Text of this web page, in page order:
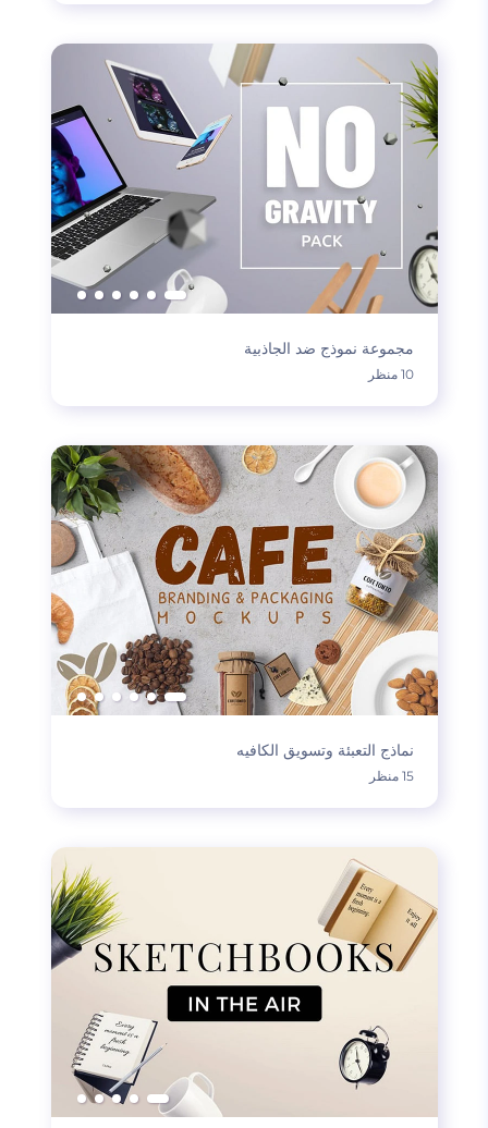
مجموعة نموذج ضد الجاذبية
10 منظر
نماذج التعبئة وتسويق الكافيه
15 منظر